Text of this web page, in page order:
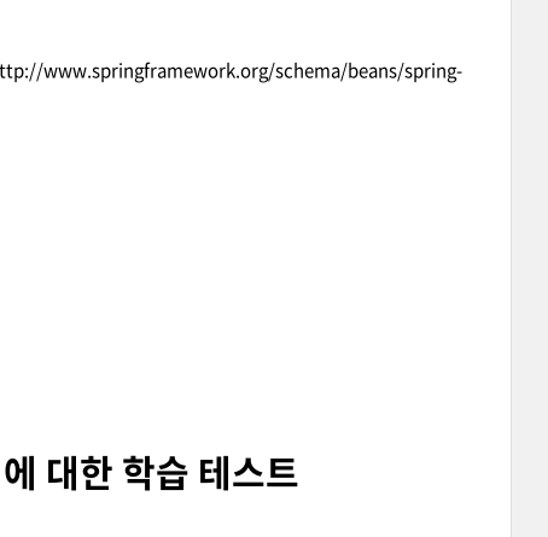
www.springframework.org/schema/beans/spring-
대한 학습 테스트